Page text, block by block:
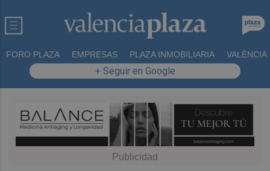
FORO PLAZA EMPRESAS PLAZA INMOBILIARIA VALÈNCIA
+ Seguir en Google